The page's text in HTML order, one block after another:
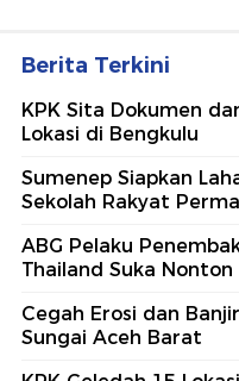
Berita Terkini
KPK Sita Dokumen
Lokasi di Bengkulu
Sumenep Siapkan
Sekolah Rakyat
ABG Pelaku
Thailand Suka
Cegah Erosi dan
Sungai Aceh Barat